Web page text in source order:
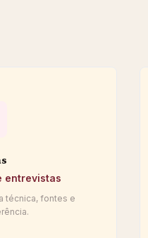
entrevistas
técnica, fontes e